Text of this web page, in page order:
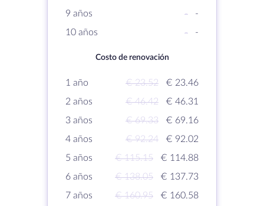
9 años
-
-
10 años
- -
Costo de renovación
1 año € 23.52
€ 23.46
2 años
€ 46.42
€ 46.31
3 años
€ 69.33
€ 69.16
4 años
€ 92.24
€ 92.02
5 años
€ 115.15
€ 114.88
6 años
€ 138.05
€ 137.73
7 años
€ 160.95
€ 160.58